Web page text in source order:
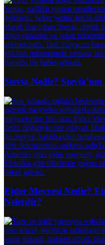
Stevia Nedir?
Ejder Meyvesi Nedir?
Nelerdir?